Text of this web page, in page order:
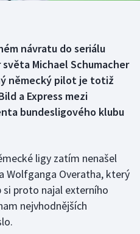
návratu do seriálu
Michael Schumacher
německý pilot je totiž
a Express mezi
bundesligového klubu
ligy zatím nenašel
Wolfganga Overatha, který
proto najal externího
nejvhodnějších